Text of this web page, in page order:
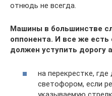
отнюдь не всегда.
Машины в большинстве
оппонента. И все же есть
должен уступить дорогу
на перекрестке, где
светофором, если